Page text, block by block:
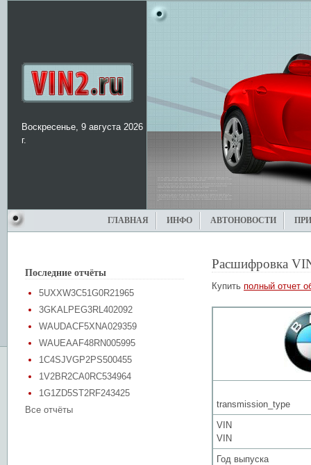
Воскресенье, 9 августа 2026
г.
ГЛАВНАЯ ИНФО АВТОНОВОСТИ
Последние отчёты
5UXXW3C51G0R21965
3GKALPEG3RL402092
WAUDACF5XNA029359
WAUEAAF48RN005995
1C4SJVGP2PS500455
1V2BR2CA0RC534964
1G1ZD5ST2RF243425
Все отчёты
Расшифровка
Купить полный отчет
transmission_type
VIN
VIN
Год выпуска